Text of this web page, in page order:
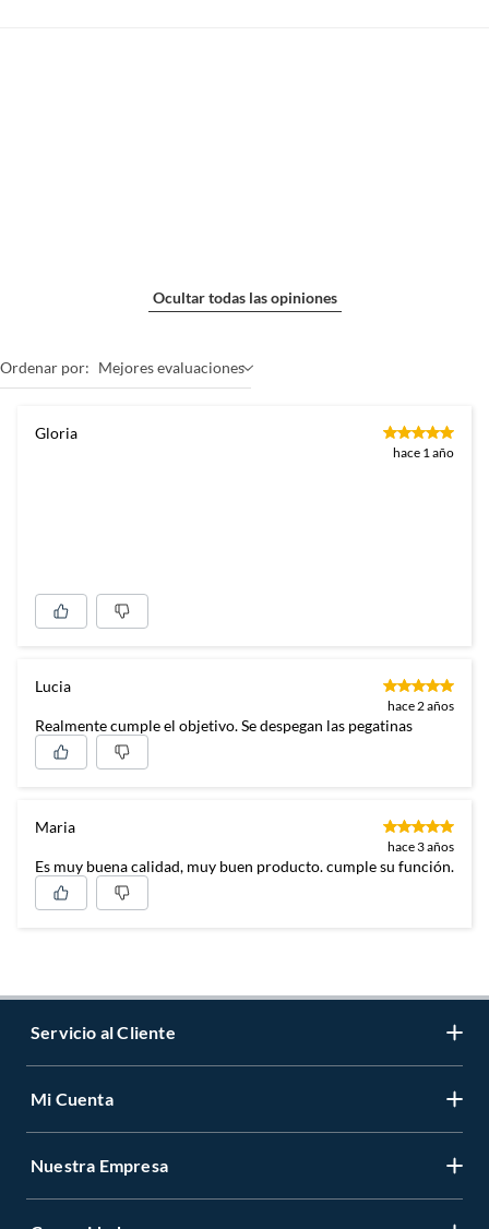
Ocultar todas las opiniones
Ordenar por: Mejores evaluaciones
Gloria
hace 1 año
Lucia
hace 2 años
Realmente cumple el objetivo. Se despegan las pegatinas
Maria
hace 3 años
Es muy buena calidad, muy buen producto. cumple su función.
Servicio al Cliente
Contáctanos
Mi Cuenta
Registrate
Nuestra Empresa